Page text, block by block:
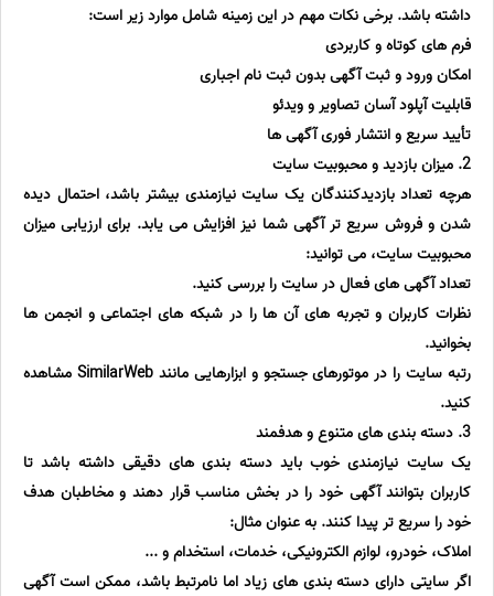
داشته باشد. برخی نکات مهم در این زمینه شامل موارد زیر است:
فرم های کوتاه و کاربردی
امکان ورود و ثبت آگهی بدون ثبت نام اجباری
قابلیت آپلود آسان تصاویر و ویدئو
تأیید سریع و انتشار فوری آگهی ها
2. میزان بازدید و محبوبیت سایت
هرچه تعداد بازدیدکنندگان یک سایت نیازمندی بیشتر باشد، احتمال دیده
شدن و فروش سریع تر آگهی شما نیز افزایش می یابد. برای ارزیابی میزان
محبوبیت سایت، می توانید:
تعداد آگهی های فعال در سایت را بررسی کنید.
نظرات کاربران و تجربه های آن ها را در شبکه های اجتماعی و انجمن ها
بخوانید.
رتبه سایت را در موتورهای جستجو و ابزارهایی مانند SimilarWeb مشاهده
کنید.
3. دسته بندی های متنوع و هدفمند
یک سایت نیازمندی خوب باید دسته بندی های دقیقی داشته باشد تا
کاربران بتوانند آگهی خود را در بخش مناسب قرار دهند و مخاطبان هدف
خود را سریع تر پیدا کنند. به عنوان مثال:
املاک، خودرو، لوازم الکترونیکی، خدمات، استخدام و ...
اگر سایتی دارای دسته بندی های زیاد اما نامرتبط باشد، ممکن است آگهی